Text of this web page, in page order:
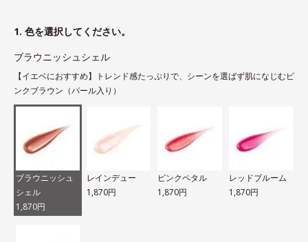
1. 色を選択してください。
ブラウニッシュシェル
【イエベにおすすめ】トレンド感たっぷりで、シーンを選ばず肌になじむピ
ンクブラウン（パール入り）
ブラウニッシュ
シェル
1,870円
レインデュー
1,870円
ピンクペタル
1,870円
レッドブルーム
1,870円